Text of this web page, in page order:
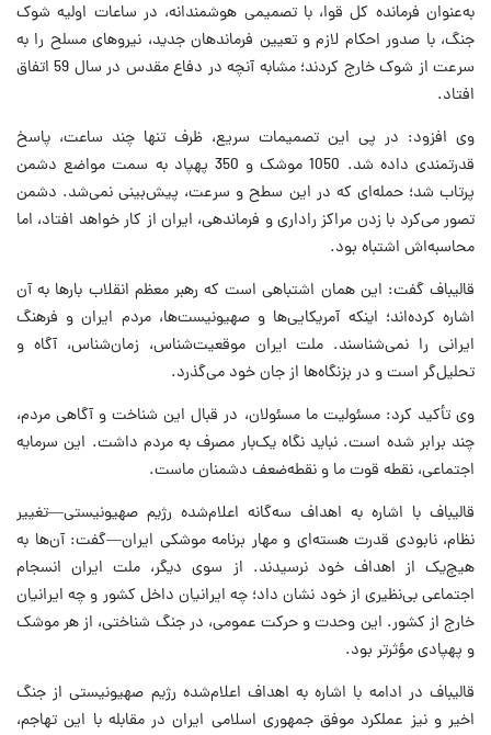
به‌عنوان فرمانده کل قوا، با تصمیمی هوشمندانه، در ساعات اولیه شوک
جنگ، با صدور احکام لازم و تعیین فرماندهان جدید، نیروهای مسلح را به
سرعت از شوک خارج کردند؛ مشابه آنچه در دفاع مقدس در سال 59 اتفاق
افتاد.
وی افزود: در پی این تصمیمات سریع، ظرف تنها چند ساعت، پاسخ
قدرتمندی داده شد. 1050 موشک و 350 پهپاد به سمت مواضع دشمن
پرتاب شد؛ حمله‌ای که در این سطح و سرعت، پیش‌بینی نمی‌شد. دشمن
تصور می‌کرد با زدن مراکز راداری و فرماندهی، ایران از کار خواهد افتاد، اما
محاسبه‌اش اشتباه بود.
قالیباف گفت: این همان اشتباهی است که رهبر معظم انقلاب بارها به آن
اشاره کرده‌اند؛ اینکه آمریکایی‌ها و صهیونیست‌ها، مردم ایران و فرهنگ
ایرانی را نمی‌شناسند. ملت ایران موقعیت‌شناس، زمان‌شناس، آگاه و
تحلیل‌گر است و در بزنگاه‌ها از جان خود می‌گذرد.
وی تأکید کرد: مسئولیت ما مسئولان، در قبال این شناخت و آگاهی مردم،
چند برابر شده است. نباید نگاه یک‌بار مصرف به مردم داشت. این سرمایه
اجتماعی، نقطه قوت ما و نقطه‌ضعف دشمنان ماست.
قالیباف با اشاره به اهداف سه‌گانه اعلام‌شده رژیم صهیونیستی—تغییر
نظام، نابودی قدرت هسته‌ای و مهار برنامه موشکی ایران—گفت: آن‌ها به
هیچ‌یک از اهداف خود نرسیدند. از سوی دیگر، ملت ایران انسجام
اجتماعی بی‌نظیری از خود نشان داد؛ چه ایرانیان داخل کشور و چه ایرانیان
خارج از کشور. این وحدت و حرکت عمومی، در جنگ شناختی، از هر موشک
و پهپادی مؤثرتر بود.
قالیباف در ادامه با اشاره به اهداف اعلام‌شده رژیم صهیونیستی از جنگ
اخیر و نیز عملکرد موفق جمهوری اسلامی ایران در مقابله با این تهاجم،